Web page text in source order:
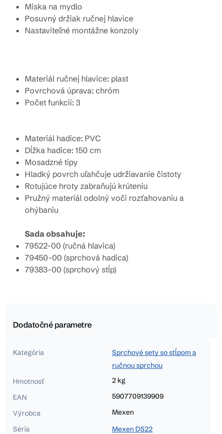
Miska na mydlo
Posuvný držiak ručnej hlavice
Nastaviteľné montážne konzoly
Materiál ručnej hlavice: plast
Povrchová úprava: chróm
Počet funkcií: 3
Materiál hadice: PVC
Dĺžka hadice: 150 cm
Mosadzné tipy
Hladký povrch uľahčuje udržiavanie čistoty
Rotujúce hroty zabraňujú krúteniu
Pružný materiál odolný voči rozťahovaniu a
ohýbaniu
Sada obsahuje:
79522-00 (ručná hlavica)
79450-00 (sprchová hadica)
79383-00 (sprchový stĺp)
Dodatočné parametre
Kategória
Sprchové sety so stĺpom a
ručnou sprchou
Hmotnosť
2 kg
EAN
5907709139909
Výrobca
Mexen
Séria
Mexen DS22